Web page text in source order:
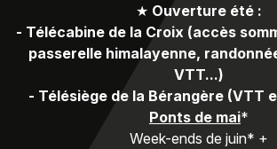
★ Ouverture été :
- Télécabine de la Croix (accès
passerelle himalayenne,
VTT...)
- Télésiège de la Bérangère (VTT
Ponts de mai*
Week-ends de juin* +